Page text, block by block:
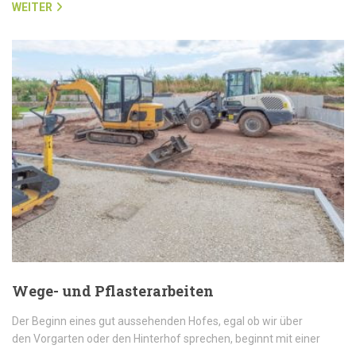
WEITER
Wege- und Pflasterarbeiten
Der Beginn eines gut aussehenden Hofes, egal ob wir über
den Vorgarten oder den Hinterhof sprechen, beginnt mit einer